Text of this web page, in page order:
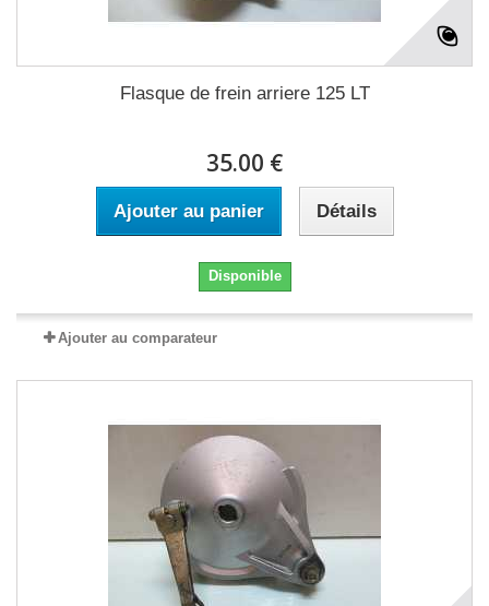
Flasque de frein arriere 125 LT
35.00 €
Ajouter au panier Détails
Disponible
Ajouter au comparateur